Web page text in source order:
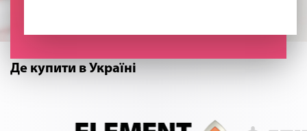
Де купити в Україні